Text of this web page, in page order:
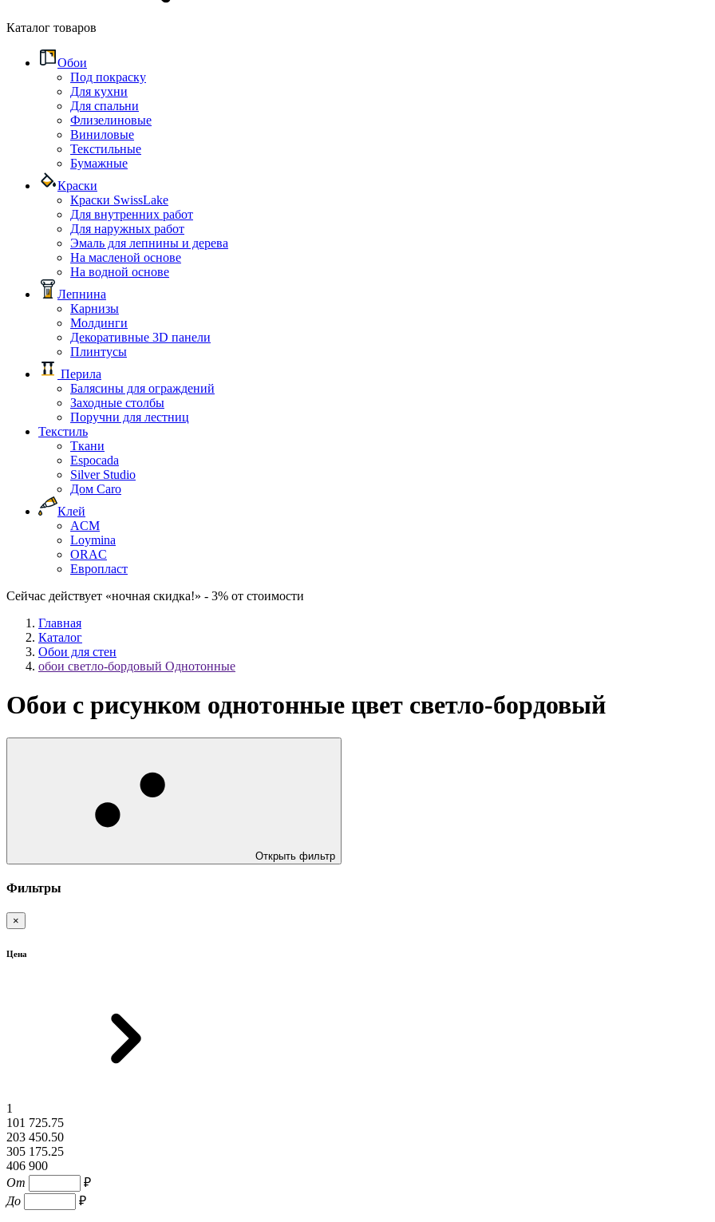
Каталог товаров
Обои
Под покраску
Для кухни
Для спальни
Флизелиновые
Виниловые
Текстильные
Бумажные
Краски
Краски SwissLake
Для внутренних работ
Для наружных работ
Эмаль для лепнины и дерева
На масленой основе
На водной основе
Лепнина
Карнизы
Молдинги
Декоративные 3D панели
Плинтусы
Перила
Балясины для ограждений
Заходные столбы
Поручни для лестниц
Текстиль
Ткани
Espocada
Silver Studio
Дом Caro
Клей
ACM
Loymina
ORAC
Европласт
Сейчас действует «ночная скидка!» - 3% от стоимости
Главная
Каталог
Обои для стен
обои светло-бордовый Однотонные
Обои с рисунком однотонные цвет светло-бордовый
Открыть фильтр
Фильтры
×
Цена
1
101 725.75
203 450.50
305 175.25
406 900
От
₽
До
₽